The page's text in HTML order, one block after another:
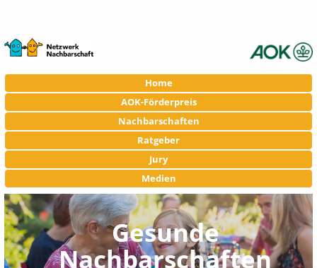
Navigation
überspringen
Home
AOK-Förderpreis
Nachbarschaften
Ratgeber
Jury
Medien
Gesunde
Nachbarschaften